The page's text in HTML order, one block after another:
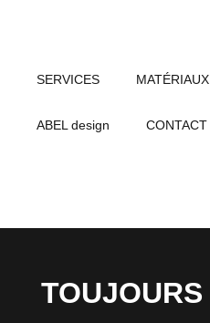
SERVICES MATÉRIAUX
ABEL design CONTACT
TOUJOURS